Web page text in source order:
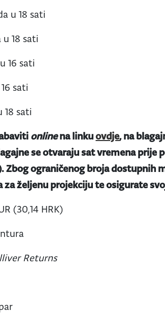
u 18 sati
u 18 sati
16 sati
sati
18 sati
onlinena linkuovdje, na
se otvaraju sat vremena prije
Zbog ograničenog broja dostupnih
željenu projekciju te osigurate
(30,14 HRK)
Returns